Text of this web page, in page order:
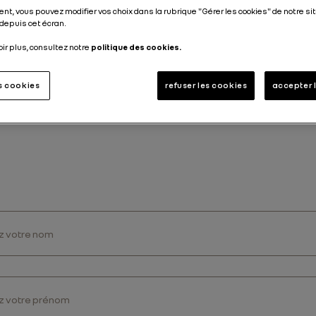
pour orienter votre question vers le bon
dans chaque liste déroulante, le sujet approprié et
dans le champ prévu à cet effet, nous aidera à
vous pouvez modifier vos choix dans la rubrique "Gérer les cookies" de notre
cet écran.
plus, consultez notre politique des cookies.
cookies refuser les cookies accepter